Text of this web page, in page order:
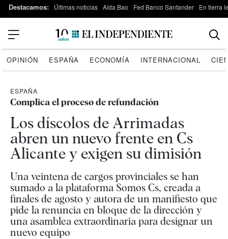
Destacamos: Últimas noticias Aída Bao Fed Banco Santander En tierra
OPINIÓN ESPAÑA ECONOMÍA INTERNACIONAL
ESPAÑA
Complica el proceso de refundación
Los díscolos de Arrimadas
abren un nuevo frente en Cs
Alicante y exigen su dimisión
Una veintena de cargos provinciales se han
sumado a la plataforma Somos Cs, creada a
finales de agosto y autora de un manifiesto que
pide la renuncia en bloque de la dirección y
una asamblea extraordinaria para designar un
nuevo equipo